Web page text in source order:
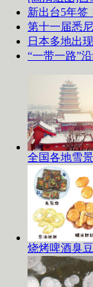
新出台5年签
第十一届悉
日本多地出
“一带一路”
全国各地雪
烧烤啤酒臭